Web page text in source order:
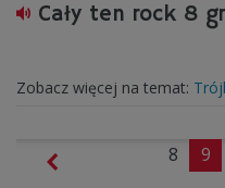
Cały ten rock 8
Zobacz więcej na temat:
8 9